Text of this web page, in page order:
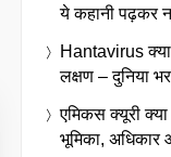
ये कहानी पढ़कर
Hantavirus
लक्षण – दुनिया
एमिकस क्यूरी क्या
भूमिका, अधिकार